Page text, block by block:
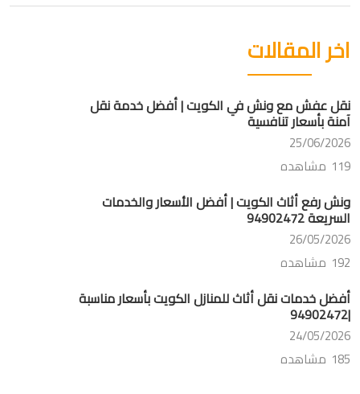
اخر المقالات
نقل عفش مع ونش في الكويت | أفضل خدمة نقل
آمنة بأسعار تنافسية
25/06/2026
119 مشاهده
ونش رفع أثاث الكويت | أفضل الأسعار والخدمات
السريعة 94902472
26/05/2026
192 مشاهده
أفضل خدمات نقل أثاث للمنازل الكويت بأسعار مناسبة
|94902472
24/05/2026
185 مشاهده